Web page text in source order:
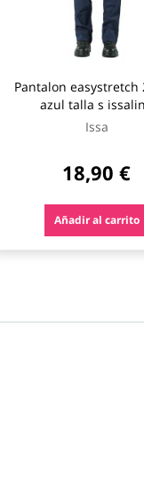
Pantalon easystretch
azul talla s
Issa
18,90 €
Añadir al carrito